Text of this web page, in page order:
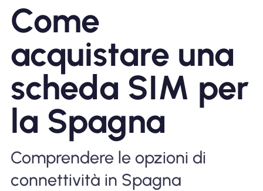
Informazioni sull'eSIM
Perché l'eSIM Nomad
Utilizzando una eSIM
Come
acquistare una
scheda SIM per
la Spagna
Comprendere le opzioni di
connettività in Spagna